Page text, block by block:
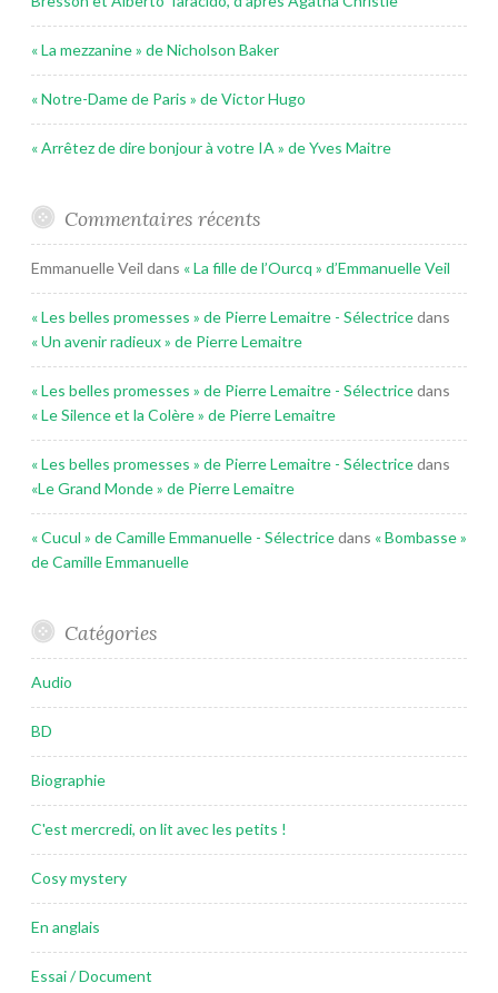
« La mezzanine » de Nicholson Baker
« Notre-Dame de Paris » de Victor Hugo
« Arrêtez de dire bonjour à votre IA » de Yves Maitre
Commentaires récents
Emmanuelle Veil dans « La fille de l’Ourcq » d’Emmanuelle Veil
« Les belles promesses » de Pierre Lemaitre - Sélectricedans
« Un avenir radieux » de Pierre Lemaitre
« Les belles promesses » de Pierre Lemaitre - Sélectricedans
« Le Silence et la Colère » de Pierre Lemaitre
« Les belles promesses » de Pierre Lemaitre - Sélectricedans
«Le Grand Monde » de Pierre Lemaitre
« Cucul » de Camille Emmanuelle - Sélectricedans « Bombasse »
de Camille Emmanuelle
Catégories
Audio
BD
Biographie
C'est mercredi, on lit avec les petits !
Cosy mystery
En anglais
Essai / Document